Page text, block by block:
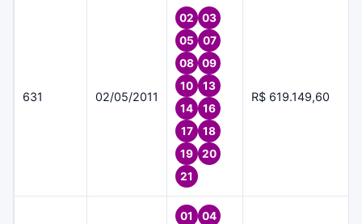
631 02/05/2011
02
03
05
07
08
09
10
13
14
16
17
18
19
20
21
R$ 619.149,60
01
04